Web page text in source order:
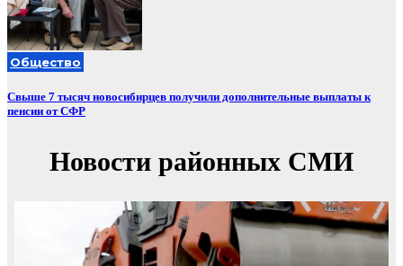
Общество
Свыше 7 тысяч новосибирцев получили дополнительные выплаты к
пенсии от СФР